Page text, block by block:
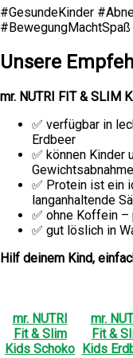
#GesundeKinder
Unsere
mr. NUTRI FIT & SLIM
✅ verfügbar in
Erdbeer
✅ können Kinder
✅ Protein ist ein
langanhaltende
✅ ohne Koffein
✅ gut löslich in
Hilf deinem Kind,
mr. NUTRI
Fit & Slim
Kids Schoko
mr.
Fit &
Kids